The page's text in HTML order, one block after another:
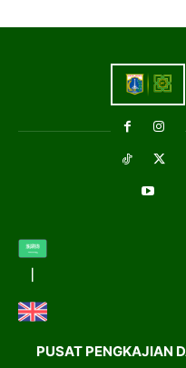
PUSAT PENGKAJIAN